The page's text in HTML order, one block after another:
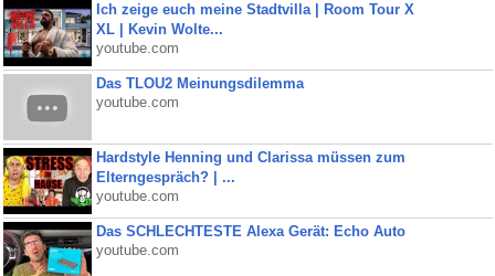
Ich zeige euch meine Stadtvilla | Room Tour X
XL | Kevin Wolte...
youtube.com
Das TLOU2 Meinungsdilemma
youtube.com
Hardstyle Henning und Clarissa müssen zum
Elterngespräch? | ...
youtube.com
Das SCHLECHTESTE Alexa Gerät: Echo Auto
youtube.com